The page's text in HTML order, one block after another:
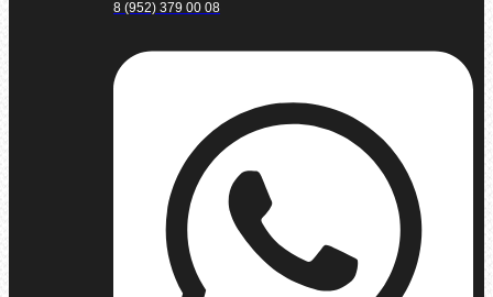
8 (952) 379 00 08